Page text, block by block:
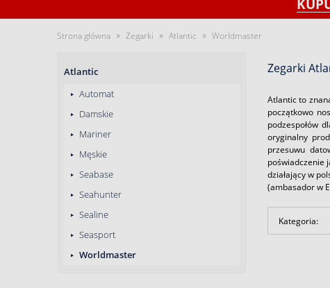
Strona główna » Zegarki » Atlantic » Worldmaster
Atlantic
Automat
Damskie
Mariner
Męskie
Seabase
Seahunter
Sealine
Seasport
Worldmaster
Zegarki
Atlantic to
początkowo
podzespołów
oryginalny
przesuwu
poświadczenie
działający w
(ambasador w
Kategoria: